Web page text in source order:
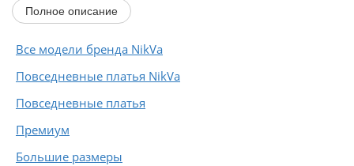
Полное описание
Все модели бренда NikVa
Повседневные платья NikVa
Повседневные платья
Премиум
Большие размеры